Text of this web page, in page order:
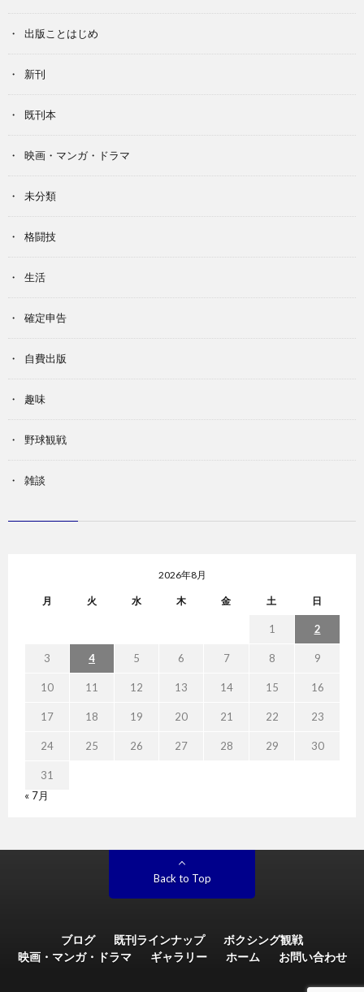
出版ことはじめ
新刊
既刊本
映画・マンガ・ドラマ
未分類
格闘技
生活
確定申告
自費出版
趣味
野球観戦
雑談
2026年8月
月 火 水 木 金 土 日
1 2
3 4 5 6 7 8 9
10 11 12 13 14 15 16
17 18 19 20 21 22 23
24 25 26 27 28 29 30
31
« 7月
Back to Top
ブログ 既刊ラインナップ
ボクシング観戦
映画・マンガ・ドラマ
ギャラリー ホーム お問い合わせ